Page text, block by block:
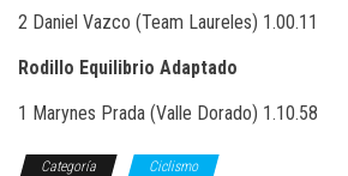
2 Daniel Vazco (Team Laureles) 1.00.11
Rodillo Equilibrio Adaptado
1 Marynes Prada (Valle Dorado) 1.10.58
Categoría Ciclismo